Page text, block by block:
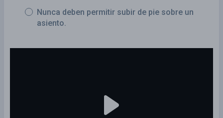
Nunca deben permitir subir de pie sobre un
asiento.